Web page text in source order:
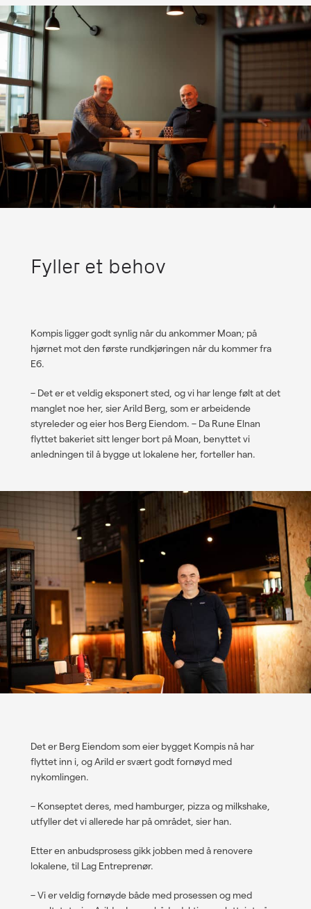
Fyller et behov
Kompis ligger godt synlig når du ankommer Moan; på
hjørnet mot den første rundkjøringen når du kommer fra
E6.
– Det er et veldig eksponert sted, og vi har lenge følt at det
manglet noe her, sier Arild Berg, som er arbeidende
styreleder og eier hos Berg Eiendom. – Da Rune Elnan
flyttet bakeriet sitt lenger bort på Moan, benyttet vi
anledningen til å bygge ut lokalene her, forteller han.
Det er Berg Eiendom som eier bygget Kompis nå har
flyttet inn i, og Arild er svært godt fornøyd med
nykomlingen.
– Konseptet deres, med hamburger, pizza og milkshake,
utfyller det vi allerede har på området, sier han.
Etter en anbudsprosess gikk jobben med å renovere
lokalene, til Lag Entreprenør.
–Vi er veldig fornøyde både med prosessen og med